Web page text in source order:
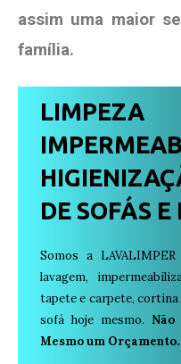
assim uma maior
família.
DE SOFÁS E
Somos a
lavagem,
tapete e carpete, cortina
sofá hoje mesmo.
Mesmo um Orçamento.